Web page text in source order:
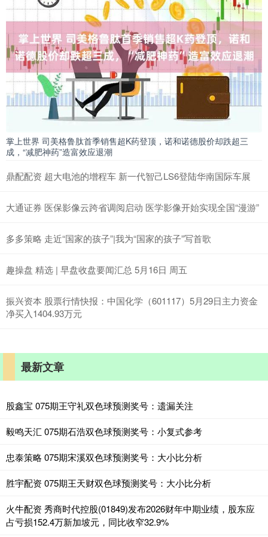
掌上世界 司美格鲁肽首季销售超K药登顶，诺和诺德股价却跌超三
成，“减肥神药”造富效应退潮
鼎配配资 超大电池的增程车 新一代智己LS6登陆华南国际车展
大通证券 医保影像云跨省调阅启动 医学影像开始实现全国“漫游”
多多策略 走近“国家的孩子”|我为“国家的孩子”写首歌
趣操盘 精选 | 早盘收盘要闻汇总 5月16日 周五
振兴资本 股票行情快报：中国化学（601117）5月29日主力资金
净买入1404.93万元
最新文章
股鑫宝 075期王守礼双色球预测奖号：遗漏关注
毅鸣天汇 075期石浩双色球预测奖号：小复式参考
忠泰策略 075期宋溪双色球预测奖号：大小比分析
胜宇配资 075期王天财双色球预测奖号：大小比分析
火牛配资 秀商时代控股(01849)发布2026财年中期业绩，股东应
占亏损152.4万新加坡元，同比收窄32.9%